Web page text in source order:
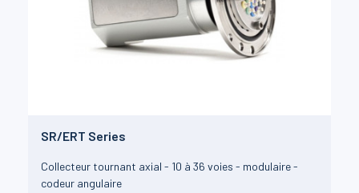
SR/ERT Series
Collecteur tournant axial - 10 à 36 voies - modulaire -
codeur angulaire